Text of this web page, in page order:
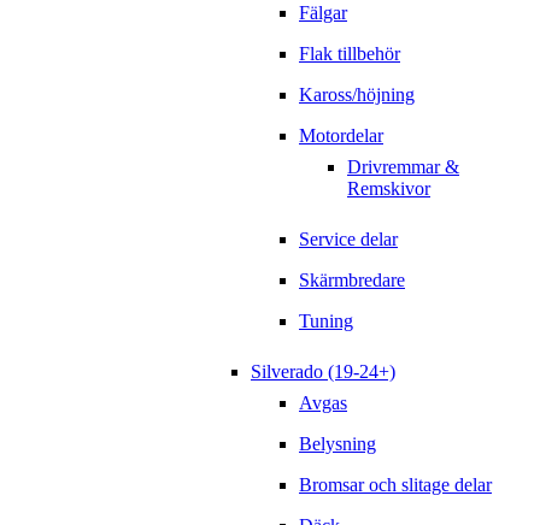
Fälgar
Flak tillbehör
Kaross/höjning
Motordelar
Drivremmar &
Remskivor
Service delar
Skärmbredare
Tuning
Silverado (19-24+)
Avgas
Belysning
Bromsar och slitage delar